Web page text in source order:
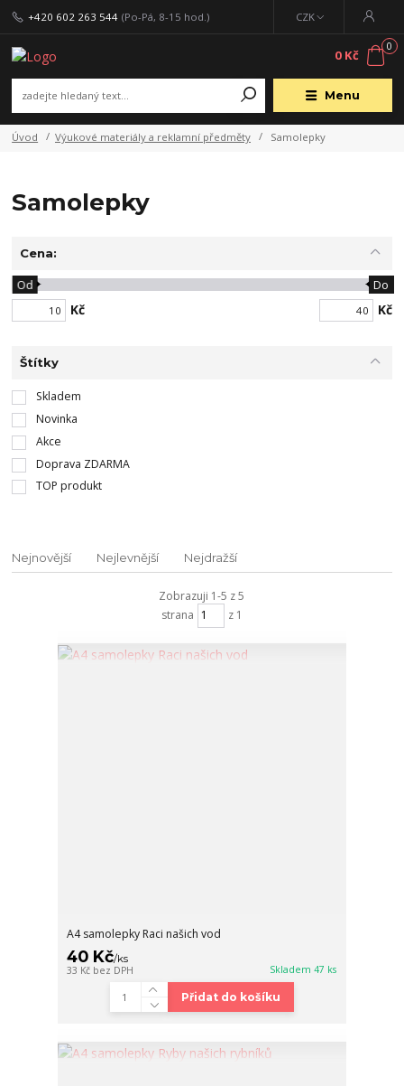
Menu
CZK
+420 602 263 544 (Po-Pá, 8-15 hod.)
0
0 Kč
Úvod Výukové materiály a reklamní předměty Samolepky
Samolepky
Cena:
Kč
Od Do
Kč
Štítky
Skladem
Novinka
Akce
Doprava ZDARMA
TOP produkt
Nejnovější Nejlevnější Nejdražší
Zobrazuji 1-5 z 5
strana
z 1
A4 samolepky Raci našich vod
40 Kč/ks
33 Kč bez DPH Skladem 47 ks
Přidat do košíku